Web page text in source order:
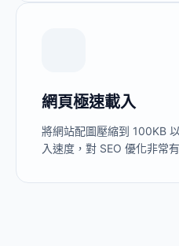
網頁極速載入
將網站配圖壓縮到 100KB
入速度，對 SEO 優化非常